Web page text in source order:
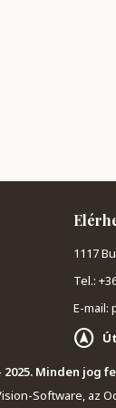
1117
Tel.:
E-mail:
2025. Minden jog
Software, az